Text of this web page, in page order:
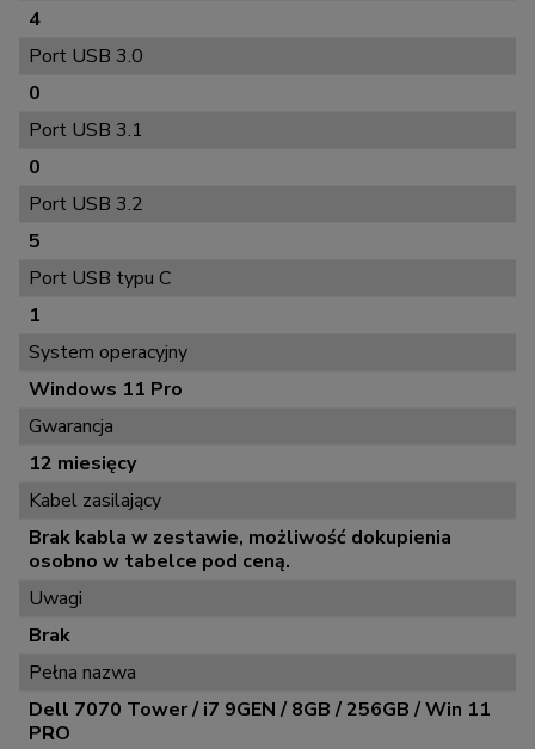
4
Port USB 3.0
0
Port USB 3.1
0
Port USB 3.2
5
Port USB typu C
1
System operacyjny
Windows 11 Pro
Gwarancja
12 miesięcy
Kabel zasilający
Brak kabla w zestawie, możliwość dokupienia
osobno w tabelce pod ceną.
Uwagi
Brak
Pełna nazwa
Dell 7070 Tower / i7 9GEN / 8GB / 256GB / Win 11
PRO